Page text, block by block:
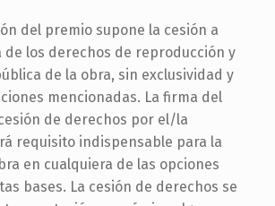
del premio supone la cesión a
de los derechos de reproducción y
de la obra, sin exclusividad y
mencionadas. La firma del
de derechos por el/la
requisito indispensable para la
en cualquiera de las opciones
bases. La cesión de derechos se